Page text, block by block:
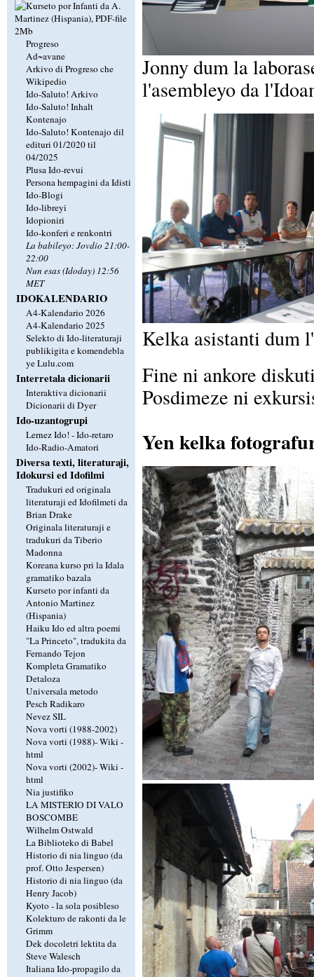
Progreso
Ad~avane
Arkivo di Progreso che
Wikipedio
Ido-Saluto! Arkivo
Ido-Saluto! Inhalt
Kontenajo
Ido-Saluto! Kontenajo dil
edituri 01/2020 til
04/2025
Plusa Ido-revui
Persona hempagini da Idisti
Ido-Blogi
Ido-libreyi
Idopioniri
Ido-konferi e renkontri
La babileyo: Jovdio 21:00-
22:00
Nun esas (Idoday) 12:56
MET
IDOKALENDARIO
A4-Kalendario 2026
A4-Kalendario 2025
Selekto di Ido-literaturaji
publikigita e komendebla
ye Lulu.com
Interretala dicionarii
Interaktiva dicionarii
Dicionarii di Dyer
Ido-uzantogrupi
Lernez Ido! - Ido-retaro
Ido-Radio-Amatori
Diversa texti, literaturaji,
Idokursi ed Idofilmi
Tradukuri ed originala
literaturaji ed Idofilmeti da
Brian Drake
Originala literaturaji e
tradukuri da Tiberio
Madonna
Koreana kurso pri la Idala
gramatiko bazala
Kurseto por infanti da
Antonio Martinez
(Hispania)
Haiku Ido ed altra poemi
"La Princeto", tradukita da
Fernando Tejon
Kompleta Gramatiko
Detaloza
Universala metodo
Pesch Radikaro
Nevez SIL
Nova vorti (1988-2002)
Nova vorti (1988)-Wiki -
html
Nova vorti (2002)-Wiki -
html
Nia justifiko
LA MISTERIO DI VALO
BOSCOMBE
Wilhelm Ostwald
La Biblioteko di Babel
Historio di nia linguo (da
prof. Otto Jespersen)
Historio di nia linguo (da
Henry Jacob)
Kyoto - la sola posibleso
Kolekturo de rakonti da le
Grimm
Dek docoletri lektita da
Steve Walesch
Italiana Ido-propagilo da
Jonny dum la
l'asembleyo da
Kelka asistanti dum
Fine ni ankore
Posdimeze ni
Yen kelka